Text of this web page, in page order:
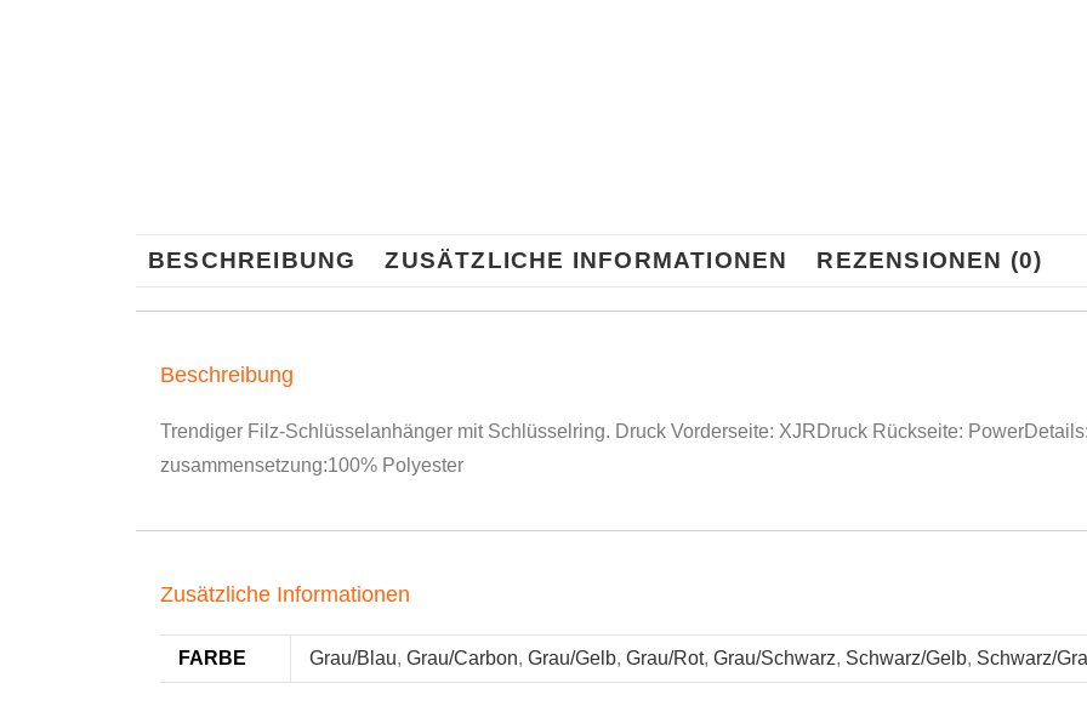
BESCHREIBUNG ZUSÄTZLICHE INFORMATIONEN REZENSIONEN (0)
Beschreibung
Trendiger Filz-Schlüsselanhänger mit Schlüsselring. Druck Vorderseite: XJRDruck Rückseite:
zusammensetzung:100% Polyester
Zusätzliche Informationen
FARBE Grau/Blau, Grau/Carbon, Grau/Gelb, Grau/Rot, Grau/Schwarz, Schwarz/Gelb, Schwarz/